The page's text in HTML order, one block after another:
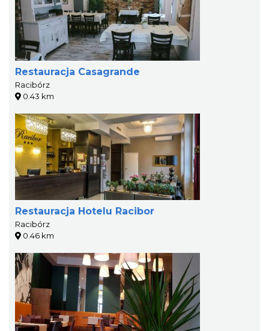
Restauracja Casagrande
Racibórz
0.43 km
Restauracja Hotelu Racibor
Racibórz
0.46 km